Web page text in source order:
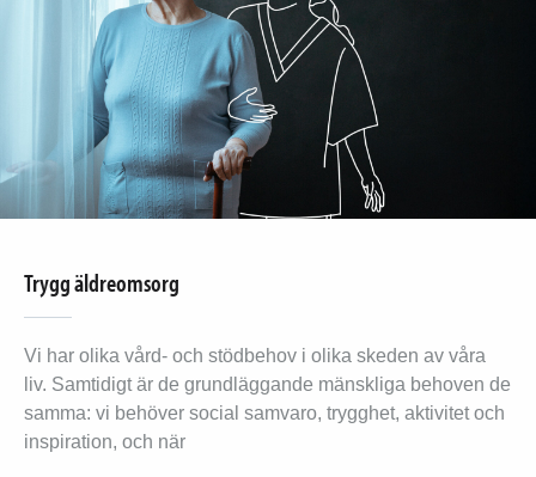
Trygg äldreomsorg
Vi har olika vård- och stödbehov i olika skeden av våra
liv. Samtidigt är de grundläggande mänskliga behoven de
samma: vi behöver social samvaro, trygghet, aktivitet och
inspiration, och när